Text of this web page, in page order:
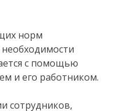
норм
с помощью
и его работником.
сотрудников,